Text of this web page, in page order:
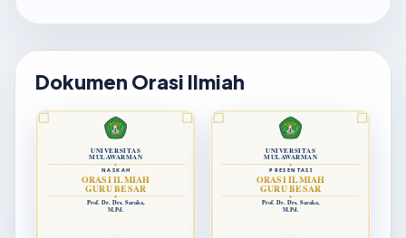
Dokumen Orasi Ilmiah
UNIVERSITAS
MULAWARMAN
NASKAH
ORASI ILMIAH
GURU BESAR
Prof. Dr. Drs. Saraka,
M.Pd.
UNIVERSITAS
MULAWARMAN
PRESENTASI
ORASI ILMIAH
GURU BESAR
Prof. Dr. Drs. Saraka,
M.Pd.